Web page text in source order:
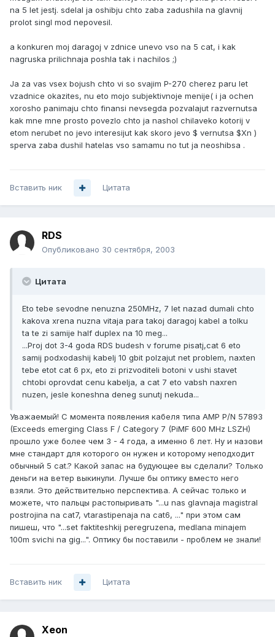
na 5 let jestj. sdelal ja oshibju chto zaba zadushila na glavnij
prolot singl mod nepovesil.
a konkuren moj daragoj v zdnice unevo vso na 5 cat, i kak
nagruska prilichnaja poshla tak i nachilos ;)
Ja za vas vsex bojush chto vi so svajim P-270 cherez paru let
vzadnice okazites, nu eto mojo subjektivnoje menije( i ja ochen
xorosho panimaju chto finansi nevsegda pozvalajut razvernutsa
kak mne mne prosto povezlo chto ja nashol chilaveko kotorij v
etom nerubet no jevo interesijut kak skoro jevo $ vernutsa $Xn )
sperva zaba dushil hatelas vso samamu no tut ja neoshibsa .
Вставить ник Цитата
RDS
Опубликовано 30 сентября, 2003
Цитата
Eto tebe sevodne nenuzna 250MHz, 7 let nazad dumali chto
kakova xrena nuzna vitaja para takoj daragoj kabel a tolku
ta te zi samije half duplex na 10 meg...
...Proj dot 3-4 goda RDS budesh v forume pisatj,cat 6 eto
samij podxodashij kabelj 10 gbit polzajut net problem, naxten
tebe etot cat 6 px, eto zi prizvoditeli botoni v ushi stavet
chtobi oprovdat cenu kabelja, a cat 7 eto vabsh naxren
nuzen, jesle koneshna deneg sunutj nekuda...
Уважаемый! С момента появления кабеля типа АМР Р/N 57893
(Exceeds emerging Class F / Category 7 (PiMF 600 MHz LSZH)
прошло уже более чем 3 - 4 года, а именно 6 лет. Ну и назови
мне стандарт для которого он нужен и которому неподходит
обычный 5 cat.? Какой запас на будующее вы сделали? Только
деньги на ветер выкинули. Лучше бы оптику вместо него
взяли. Это действительно перспектива. А сейчас только и
можете, что пальцы растопыривать "...u nas glavnaja magistral
postrojina na cat7, vtarastipenaja na cat6, ..." при этом сам
пишеш, что "...set faktiteshkij peregruzena, medlana minajem
100m svichi na gig...". Оптику бы поставили - проблем не знали!
Вставить ник Цитата
Xeon